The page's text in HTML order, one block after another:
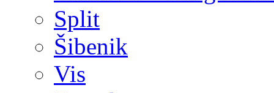
Split
Šibenik
Vis